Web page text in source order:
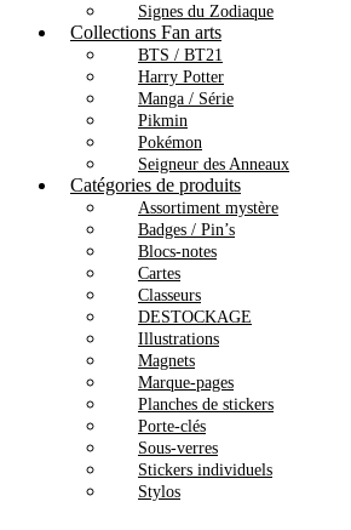
Signes du Zodiaque
Collections Fan arts
BTS / BT21
Harry Potter
Manga / Série
Pikmin
Pokémon
Seigneur des Anneaux
Catégories de produits
Assortiment mystère
Badges / Pin’s
Blocs-notes
Cartes
Classeurs
DESTOCKAGE
Illustrations
Magnets
Marque-pages
Planches de stickers
Porte-clés
Sous-verres
Stickers individuels
Stylos